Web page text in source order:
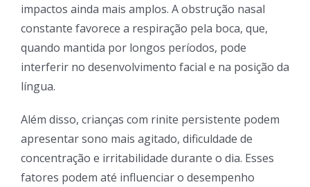
impactos ainda mais amplos. A obstrução nasal
constante favorece a respiração pela boca, que,
quando mantida por longos períodos, pode
interferir no desenvolvimento facial e na posição da
língua.
Além disso, crianças com rinite persistente podem
apresentar sono mais agitado, dificuldade de
concentração e irritabilidade durante o dia. Esses
fatores podem até influenciar o desempenho